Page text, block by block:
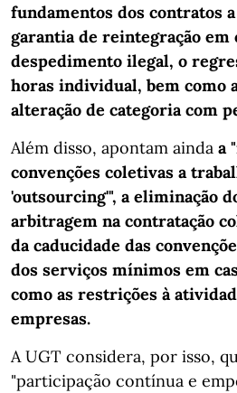
fundamentos dos contratos
garantia de reintegração em
despedimento ilegal, o
horas individual, bem como
alteração de categoria com
Além disso, apontam ainda a
convenções coletivas a
'outsourcing'", a eliminação
arbitragem na contratação
da caducidade das
dos serviços mínimos em
como as restrições à
empresas.
A UGT considera, por isso,
"participação contínua e